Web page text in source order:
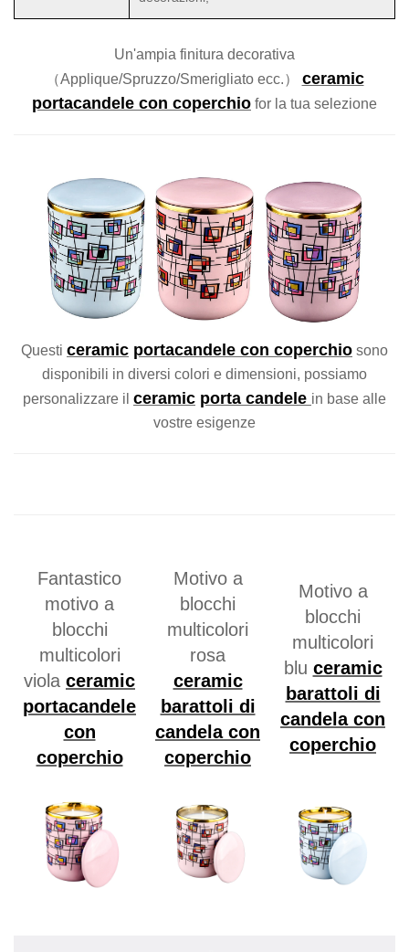
Un'ampia finitura decorativa
（Applique/Spruzzo/Smerigliato ecc.）
ceramic
portacandele con coperchio for la tua selezione
Questi ceramic portacandele con coperchio sono
disponibili in diversi colori e dimensioni, possiamo
personalizzare il ceramic porta candele in base alle
vostre esigenze
Fantastico
motivo a
blocchi
multicolori
viola ceramic
portacandele
con
coperchio
Motivo a
blocchi
multicolori
rosa
ceramic
barattoli di
candela con
coperchio
Motivo a
blocchi
multicolori
blu ceramic
barattoli di
candela con
coperchio